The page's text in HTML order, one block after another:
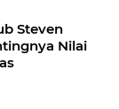
Steven
Nilai